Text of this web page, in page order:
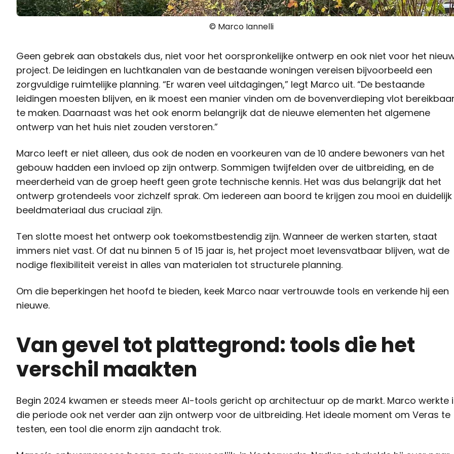
© Marco Iannelli
Geen gebrek aan obstakels dus, niet voor het oorspronkelijke ontwerp en ook niet voor het
project. De leidingen en luchtkanalen van de bestaande woningen vereisen bijvoorbeeld een
zorgvuldige ruimtelijke planning. “Er waren veel uitdagingen,” legt Marco uit. “De bestaande
leidingen moesten blijven, en ik moest een manier vinden om de bovenverdieping vlot
te maken. Daarnaast was het ook enorm belangrijk dat de nieuwe elementen het algemene
ontwerp van het huis niet zouden verstoren.”
Marco leeft er niet alleen, dus ook de noden en voorkeuren van de 10 andere bewoners van het
gebouw hadden een invloed op zijn ontwerp. Sommigen twijfelden over de uitbreiding, en de
meerderheid van de groep heeft geen grote technische kennis. Het was dus belangrijk dat het
ontwerp grotendeels voor zichzelf sprak. Om iedereen aan boord te krijgen zou mooi en duidelijk
beeldmateriaal dus cruciaal zijn.
Ten slotte moest het ontwerp ook toekomstbestendig zijn. Wanneer de werken starten, staat
immers niet vast. Of dat nu binnen 5 of 15 jaar is, het project moet levensvatbaar blijven, wat de
nodige flexibiliteit vereist in alles van materialen tot structurele planning.
Om die beperkingen het hoofd te bieden, keek Marco naar vertrouwde tools en verkende hij een
nieuwe.
Van gevel tot plattegrond: tools die het
verschil maakten
Begin 2024 kwamen er steeds meer AI-tools gericht op architectuur op de markt. Marco werkte
die periode ook net verder aan zijn ontwerp voor de uitbreiding. Het ideale moment om Veras te
testen, een tool die enorm zijn aandacht trok.